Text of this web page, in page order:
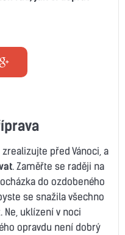
před Vánoci, a
. Zaměřte se raději na
do ozdobeného
se snažila všechno
uklízení v noci
opravdu není dobrý